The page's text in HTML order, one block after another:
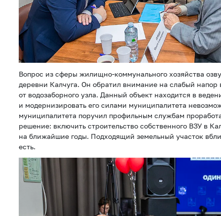
Вопрос из сферы жилищно-коммунального хозяйства
деревни Калчуга. Он обратил внимание на слабый напор
от водозаборного узла. Данный объект находится в
и модернизировать его силами муниципалитета
муниципалитета поручил профильным службам
решение: включить строительство собственного ВЗУ в
на ближайшие годы. Подходящий земельный участок
есть.